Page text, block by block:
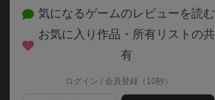
Darumasan ga Columbus!
5分前後
気になるゲームのレビューを読む
お気に入り作品・所有リストの共
有
ログイン / 会員登録（10秒）